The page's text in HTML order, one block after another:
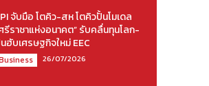
จับมือ โตคิว-สห โตคิวปั้นโมเดล
รีราชาแห่งอนาคต” รับคลื่นทุนโลก-
ฮับเศรษฐกิจใหม่ EEC
26/07/2026